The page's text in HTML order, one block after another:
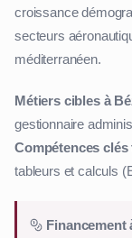
croissance
secteurs
méditerranéen.
Métiers cibles à
gestionnaire
Compétences
tableurs et calculs
Financement